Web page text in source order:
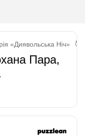
«Диявольська Ніч» 😈
Пара,